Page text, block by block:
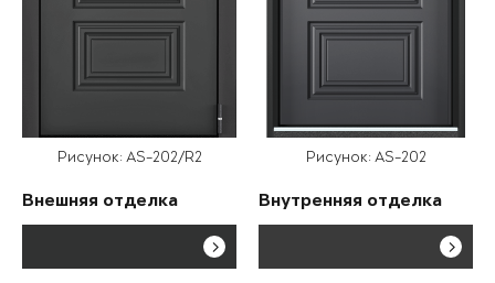
Рисунок: AS-202/R2
Внешняя отделка
Рисунок: AS-202
Внутренняя отделка